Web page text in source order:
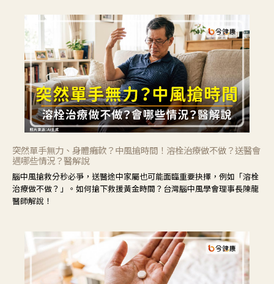
突然單手無力、身體癱軟？中風搶時間！溶栓治療做不做？送醫會
遇哪些情況？醫解說
腦中風搶救分秒必爭，送醫途中家屬也可能面臨重要抉擇，例如「溶栓
治療做不做？」。如何搶下救援黃金時間？台灣腦中風學會理事長陳龍
醫師解說！